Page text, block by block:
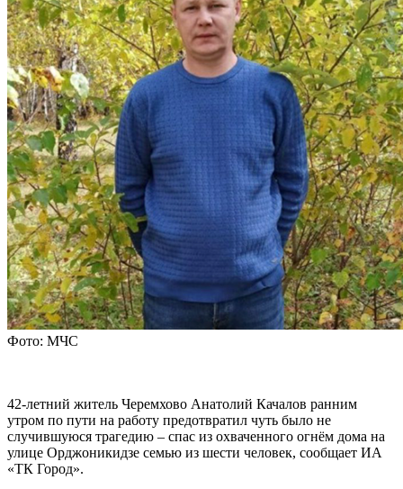
Фото: МЧС
42-летний житель Черемхово Анатолий Качалов ранним
утром по пути на работу предотвратил чуть было не
случившуюся трагедию – спас из охваченного огнём дома на
улице Орджоникидзе семью из шести человек, сообщает ИА
«ТК Город».